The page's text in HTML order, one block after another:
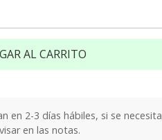
AL CARRITO
en 2-3 días hábiles, si se necesita
en las notas.